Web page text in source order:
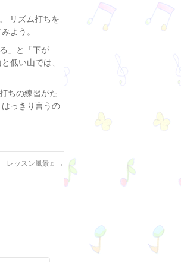
リズム打ちを
よう。...
」と「下が
低い山では、
ちの練習がた
っきり言うの
レッスン風景♫ →